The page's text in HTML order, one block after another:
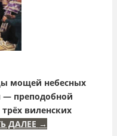
мощей небесных
— преподобной
виленских
ДАЛЕЕ →